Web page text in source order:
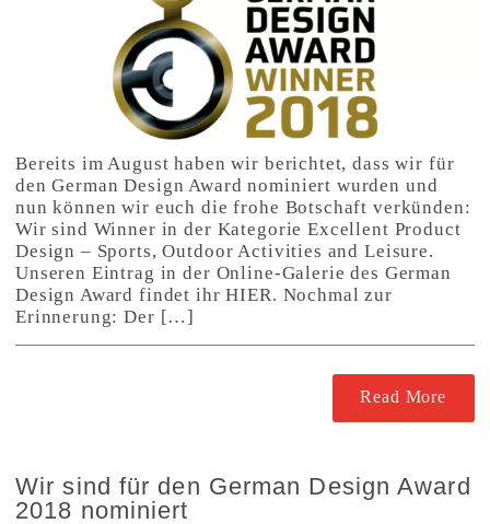
Bereits im August haben wir berichtet, dass wir für
den German Design Award nominiert wurden und
nun können wir euch die frohe Botschaft verkünden:
Wir sind Winner in der Kategorie Excellent Product
Design – Sports, Outdoor Activities and Leisure.
Unseren Eintrag in der Online-Galerie des German
Design Award findet ihr HIER. Nochmal zur
Erinnerung: Der […]
Read More
Wir sind für den German Design Award
2018 nominiert